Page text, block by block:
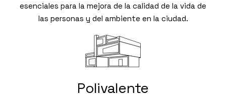
esenciales para la mejora de la calidad de la vida de
las personas y del ambiente en la ciudad.
Polivalente